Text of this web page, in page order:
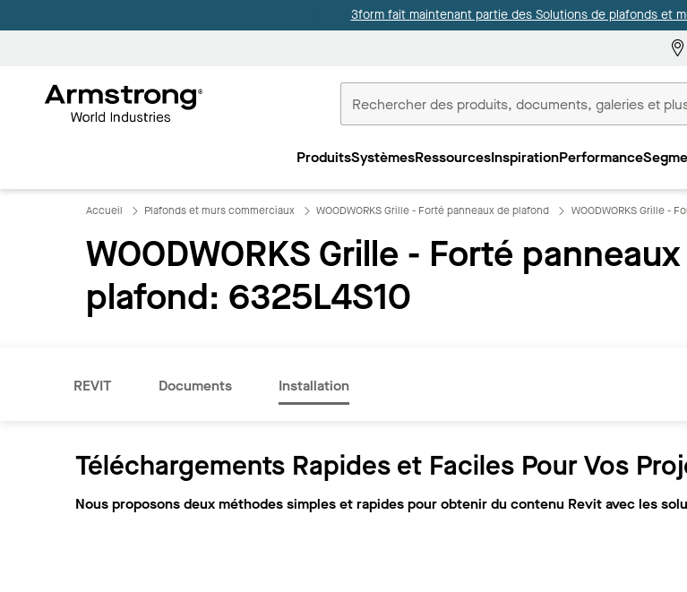
3form fait maintenant partie des Solutions de plafonds et
Commerciaux
ProduitsSystèmesRessourcesInspirationPerformance
Accueil Plafonds et murs commerciaux WOODWORKS Grille - Forté panneaux de plafond WOODWORKS Grille -
WOODWORKS Grille - Forté
plafond: 6325L4S10
REVIT Documents Installation
Téléchargements Rapides et Faciles Pour Vos
Nous proposons deux méthodes simples et rapides pour obtenir du contenu Revit avec les